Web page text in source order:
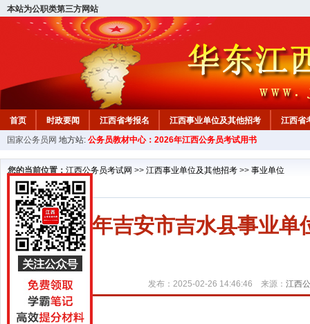
本站为公职类第三方网站
首页 时政要闻 江西省考报名 江西事业单位及其他招考 江西省
教材中心
国家公务员网 地方站: 公务员教材中心：2026年江西公务员考试用书
您的当前位置： 江西公务员考试网 >> 江西事业单位及其他招考 >> 事业单位
2025年吉安市吉水县事业单
发布：2025-02-26 14:46:46 来源： 江西